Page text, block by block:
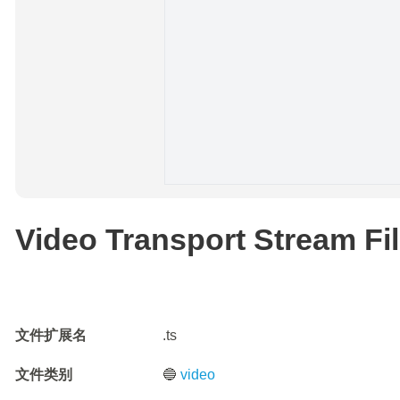
Video Transport Stream
文件扩展名 .ts
文件类别 🔵video